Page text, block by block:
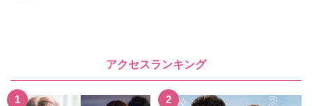
アクセスランキング